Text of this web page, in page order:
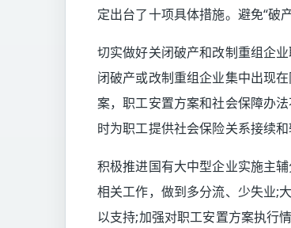
定出台了十项具体措施。避免“破
切实做好关闭破产和改制重组企
闭破产或改制重组企业集中出现
案，职工安置方案和社会保障办
时为职工提供社会保险关系接续
积极推进国有大中型企业实施主
相关工作，做到多分流、少失业;
以支持;加强对职工安置方案执行